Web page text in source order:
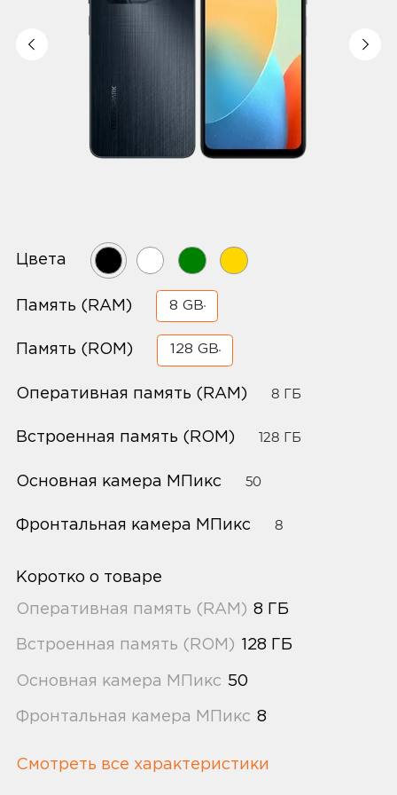
Цвета
Память (RAM) 8 GB
Память (ROM) 128 GB
Оперативная память (RAM) 8 ГБ
Встроенная память (ROM) 128 ГБ
Основная камера МПикс 50
Фронтальная камера МПикс 8
Коротко о товаре
Оперативная память (RAM) 8 ГБ
Встроенная память (ROM) 128 ГБ
Основная камера МПикс 50
Фронтальная камера МПикс 8
Смотреть все характеристики